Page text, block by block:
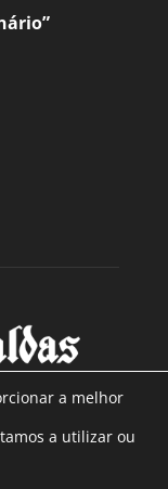
a melhor
a utilizar ou